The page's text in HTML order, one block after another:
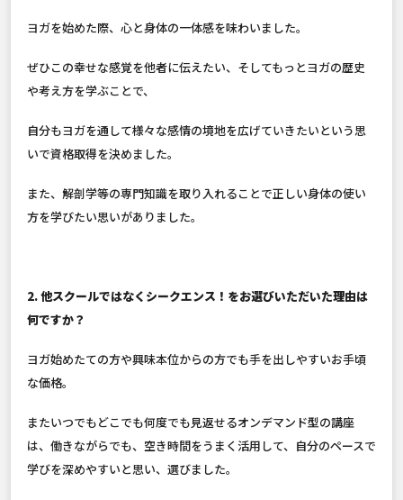
ヨガを始めた際、心と身体の一体感を味わいました。
ぜひこの幸せな感覚を他者に伝えたい、そしてもっとヨガの歴史
や考え方を学ぶことで、
自分もヨガを通して様々な感情の境地を広げていきたいという思
いで資格取得を決めました。
また、解剖学等の専門知識を取り入れることで正しい身体の使い
方を学びたい思いがありました。
2. 他スクールではなくシークエンス！をお選びいただいた理由は
何ですか？
ヨガ始めたての方や興味本位からの方でも手を出しやすいお手頃
な価格。
またいつでもどこでも何度でも見返せるオンデマンド型の講座
は、働きながらでも、空き時間をうまく活用して、自分のペースで
学びを深めやすいと思い、選びました。